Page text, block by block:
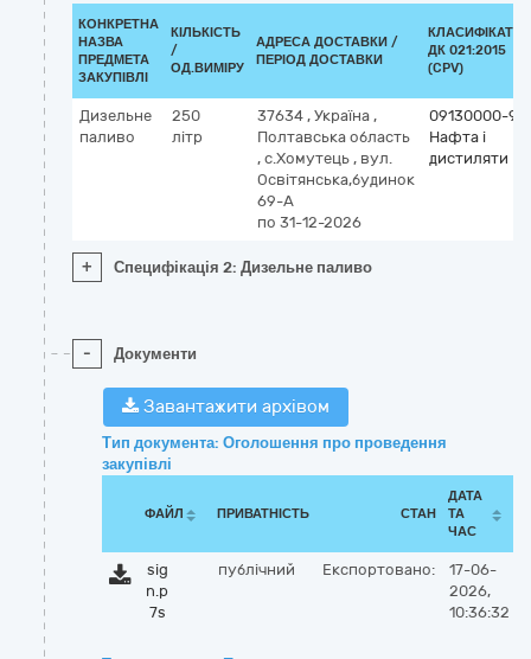
КОНКРЕТНА
НАЗВА
ПРЕДМЕТА
ЗАКУПІВЛІ
КІЛЬКІСТЬ
/
ОД.ВИМІРУ
АДРЕСА ДОСТАВКИ /
ПЕРІОД ДОСТАВКИ
КЛАСИФІКАТОР
ДК 021:2015
(CPV)
Дизельне
паливо
250
літр
37634 , Україна ,
Полтавська область
, с.Хомутець , вул.
Освітянська,будинок
69-А
по 31-12-2026
09130000-9
Нафта і
дистиляти
+ Специфікація 2: Дизельне паливо
- Документи
Завантажити архівом
Тип документа: Оголошення про проведення
закупівлі
ФАЙЛ ПРИВАТНІСТЬ СТАН
ДАТА
ТА
ЧАС
sig
n.p
7s
публічний Експортовано:
17-06-
2026,
10:36:32